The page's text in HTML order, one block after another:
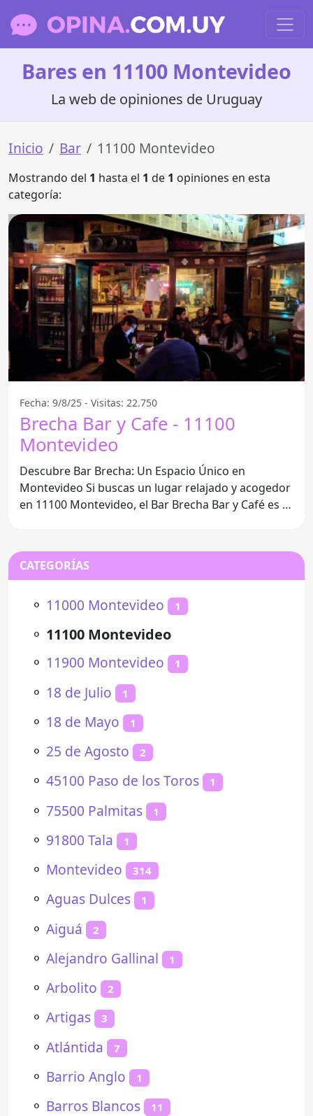
Bares en 11100 Montevideo
La web de opiniones de Uruguay
Inicio Bar 11100 Montevideo
Mostrando del 1 hasta el 1 de 1 opiniones en esta
categoría:
Fecha: 9/8/25 - Visitas: 22.750
Brecha Bar y Cafe - 11100
Montevideo
Descubre Bar Brecha: Un Espacio Único en
Montevideo Si buscas un lugar relajado y acogedor
en 11100 Montevideo, el Bar Brecha Bar y Café es la
CATEGORÍAS
⚬ 11000 Montevideo 1
⚬ 11100 Montevideo
⚬ 11900 Montevideo 1
⚬ 18 de Julio 1
⚬ 18 de Mayo 1
⚬ 25 de Agosto 2
⚬ 45100 Paso de los Toros 1
⚬ 75500 Palmitas 1
⚬ 91800 Tala 1
⚬ Montevideo 314
⚬ Aguas Dulces 1
⚬ Aiguá 2
⚬ Alejandro Gallinal 1
⚬ Arbolito 2
⚬ Artigas 3
⚬ Atlántida 7
⚬ Barrio Anglo 1
⚬ Barros Blancos 11